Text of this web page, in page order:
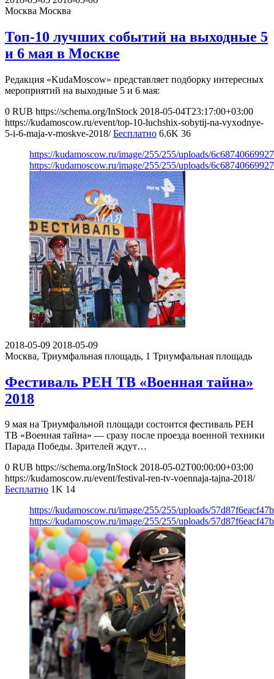
Москва Москва
Топ-10 лучших событий на выходные 5
и 6 мая в Москве
Редакция «KudaMoscow» представляет подборку интересных
мероприятий на выходные 5 и 6 мая:
0 RUB https://schema.org/InStock 2018-05-04T23:17:00+03:00
https://kudamoscow.ru/event/top-10-luchshix-sobytij-na-vyxodnye-
5-i-6-maja-v-moskve-2018/ Бесплатно 6.6K 36
https://kudamoscow.ru/image/255/255/uploads/
https://kudamoscow.ru/image/255/255/uploads/
2018-05-09 2018-05-09
Москва, Триумфальная площадь, 1 Триумфальная площадь
Фестиваль РЕН ТВ «Военная тайна»
2018
9 мая на Триумфальной площади состоится фестиваль РЕН
ТВ «Военная тайна» — сразу после проезда военной техники
Парада Победы. Зрителей ждут…
0 RUB https://schema.org/InStock 2018-05-02T00:00:00+03:00
https://kudamoscow.ru/event/festival-ren-tv-voennaja-tajna-2018/
Бесплатно 1K 14
https://kudamoscow.ru/image/255/255/uploads/
https://kudamoscow.ru/image/255/255/uploads/